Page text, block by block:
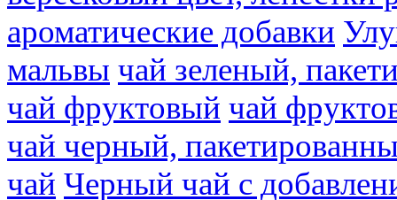
ароматические добавки
мальвы чай зеленый,
чай фруктовый чай
чай черный,
чай Черный чай с